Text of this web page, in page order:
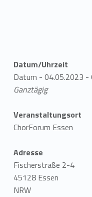
Datum/Uhrzeit
Datum - 04.05.2023 -
Ganztägig
Veranstaltungsort
ChorForum Essen
Adresse
Fischerstraße 2-4
45128 Essen
NRW